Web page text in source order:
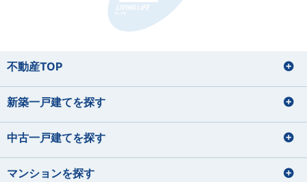
不動産TOP
新築一戸建てを探す
中古一戸建てを探す
マンションを探す